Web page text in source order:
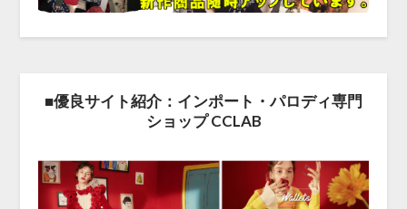
■優良サイト紹介：インポート・パロディ専門
ショップ CCLAB